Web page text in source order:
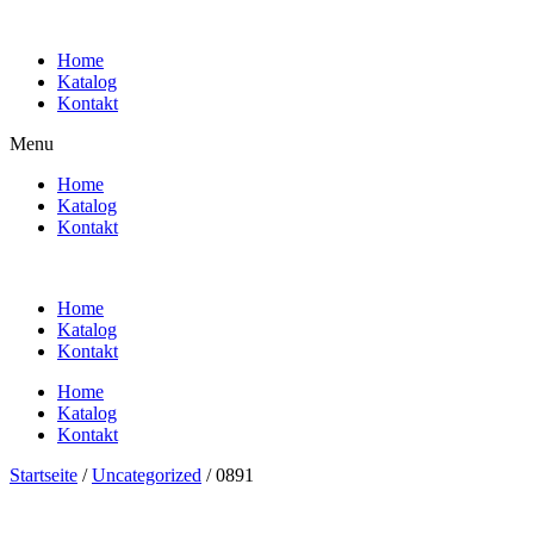
wechselnHome
Katalog
Kontakt
Menu
Home
Katalog
Kontakt
Home
Katalog
Kontakt
Home
Katalog
Kontakt
Startseite /Uncategorized / 0891